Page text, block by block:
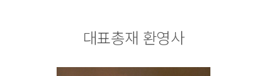
대표총재 환영사